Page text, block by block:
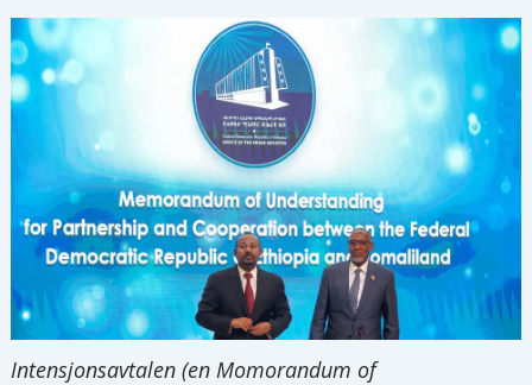
Intensjonsavtalen (en Momorandum of